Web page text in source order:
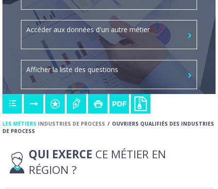
Accéder aux données d'un autre métier
Afficher la liste des questions
LES MÉTIERS INDUSTRIES DE PROCESS
OUVRIERS QUALIFIÉS DES INDUSTRIES
DE PROCESS
QUI EXERCE CE MÉTIER EN
RÉGION ?